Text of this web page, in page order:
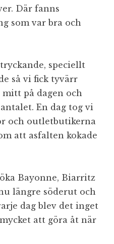
Där fanns
som var bra och
speciellt
så vi fick tyvärr
på dagen och
En dag tog vi
och outletbutikerna
att asfalten kokade
Bayonne, Biarritz
längre söderut och
dag blev det inget
att göra åt när